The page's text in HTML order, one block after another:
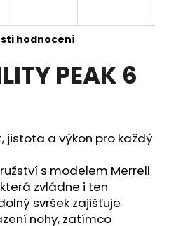
hodnocení
PEAK 6
jistota a výkon pro každý
s modelem Merrell
zvládne i ten
svršek zajišťuje
nohy, zatímco